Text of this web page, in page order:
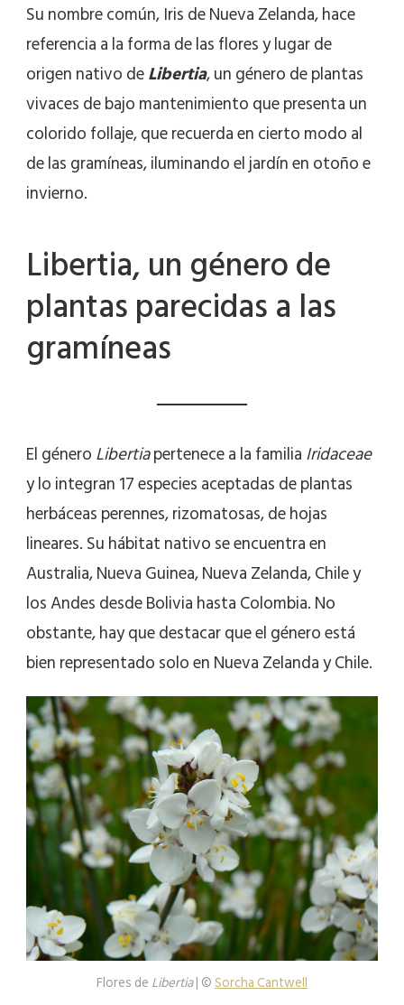
Su nombre común, Iris de Nueva Zelanda, hace
referencia a la forma de las flores y lugar de
origen nativo deLibertia, un género de plantas
vivaces de bajo mantenimiento que presenta un
colorido follaje, que recuerda en cierto modo al
de las gramíneas, iluminando el jardín en otoño e
invierno.
Libertia, un género de
plantas parecidas a las
gramíneas
El géneroLibertiapertenece a la familiaIridaceae
y lo integran 17 especies aceptadas de plantas
herbáceas perennes, rizomatosas, de hojas
lineares. Su hábitat nativo se encuentra en
Australia, Nueva Guinea, Nueva Zelanda, Chile y
los Andes desde Bolivia hasta Colombia. No
obstante, hay que destacar que el género está
bien representado solo en Nueva Zelanda y Chile.
Flores de Libertia| ©Sorcha Cantwell